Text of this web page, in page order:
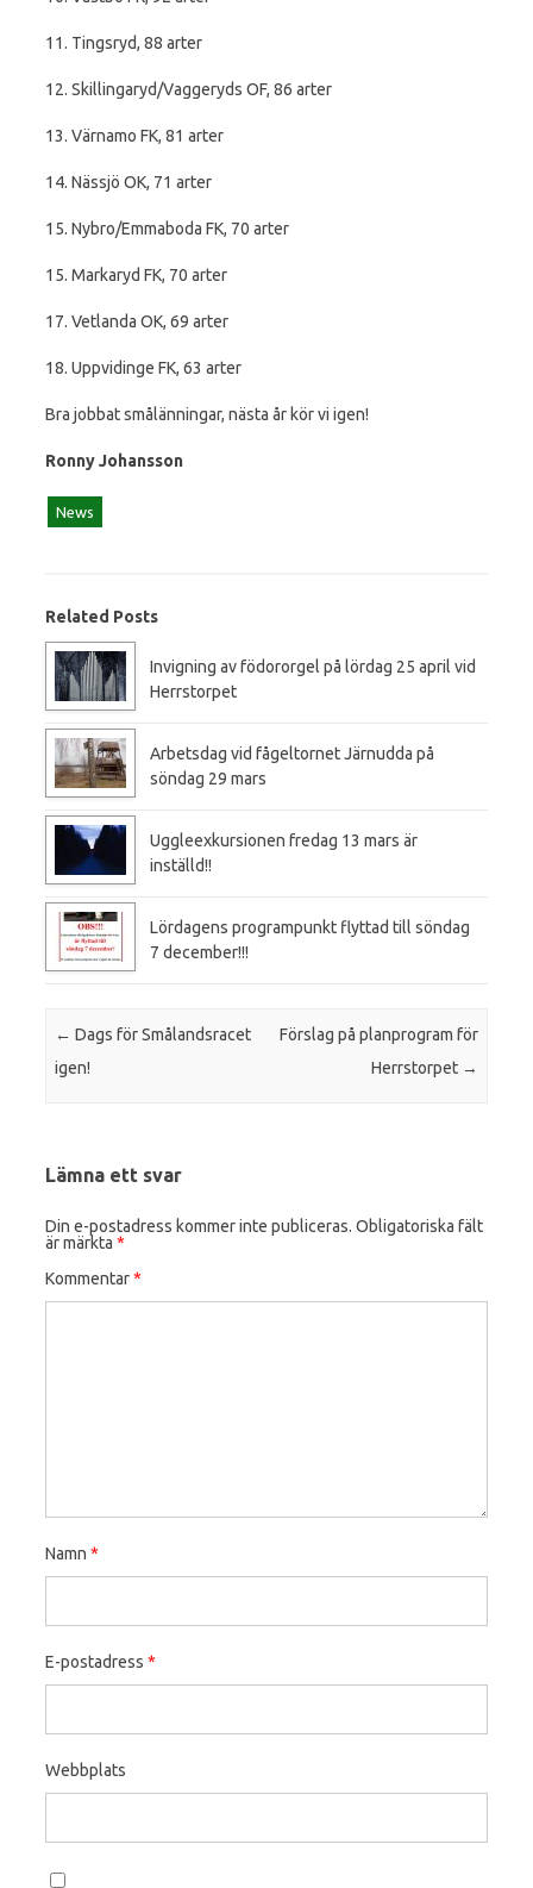
11. Tingsryd, 88 arter
12. Skillingaryd/Vaggeryds OF, 86 arter
13. Värnamo FK, 81 arter
14. Nässjö OK, 71 arter
15. Nybro/Emmaboda FK, 70 arter
15. Markaryd FK, 70 arter
17. Vetlanda OK, 69 arter
18. Uppvidinge FK, 63 arter
Bra jobbat smålänningar, nästa år kör vi igen!
Ronny Johansson
News
Related Posts
Invigning av födororgel på lördag 25 april vid
Herrstorpet
Arbetsdag vid fågeltornet Järnudda på
söndag 29 mars
Uggleexkursionen fredag 13 mars är
inställd!!
Lördagens programpunkt flyttad till söndag
7 december!!!
Post navigation
← Dags för Smålandsracet
igen!
Förslag på planprogram för
Herrstorpet →
Lämna ett svar
Din e-postadress kommer inte publiceras. Obligatoriska fält
är märkta *
Kommentar*
Namn *
E-postadress *
Webbplats